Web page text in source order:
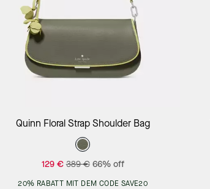
Add to Bag
Quinn Floral Strap Shoulder Bag
129 € 389 € 66% off
20% RABATT MIT DEM CODE SAVE20